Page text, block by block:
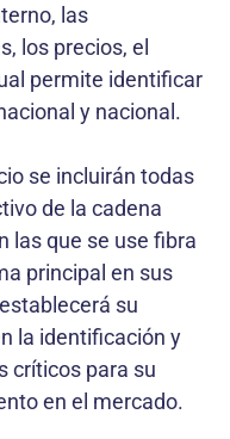
las
los precios, el
permite identificar
y nacional.
se incluirán todas
de la cadena
las que se use fibra
principal en sus
su
la identificación y
críticos para su
en el mercado.